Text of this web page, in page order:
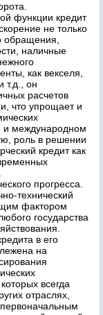
функции кредит
не только
обращения,
наличные
как векселя,
т.д., он
расчетов
что упрощает и
и международном
роль в решении
кредит как
прогресса.
технический
фактором
государства
в его
на
всегда
отраслях,